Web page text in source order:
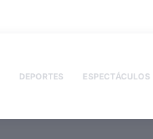
DEPORTES ESPECTÁCULOS